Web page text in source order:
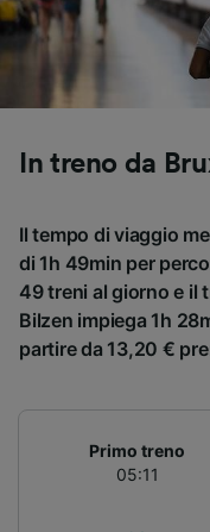
In treno da
Il tempo di viaggio
di 1h 49min per
49 treni al giorno e il
Bilzen impiega 1h
partire da 13,20 €
Primo treno
05:11